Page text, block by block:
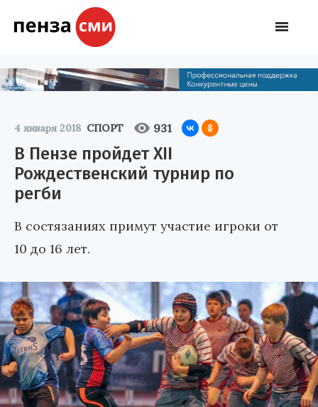
4 января 2018 СПОРТ 931
В Пензе пройдет XII
Рождественский турнир по
регби
В состязаниях примут участие игроки от
10 до 16 лет.